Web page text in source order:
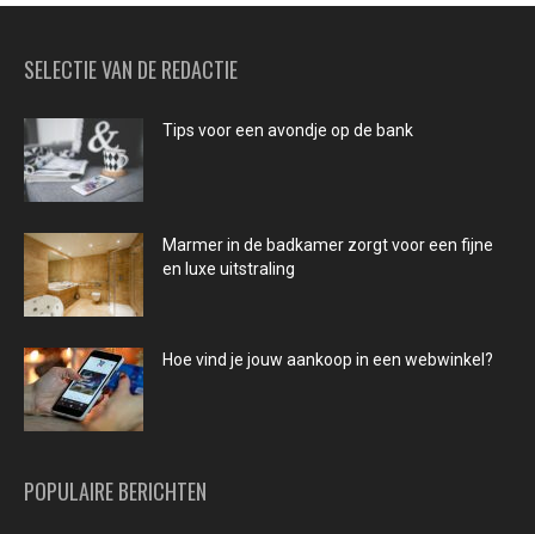
SELECTIE VAN DE REDACTIE
Tips voor een avondje op de bank
Marmer in de badkamer zorgt voor een fijne
en luxe uitstraling
Hoe vind je jouw aankoop in een webwinkel?
POPULAIRE BERICHTEN